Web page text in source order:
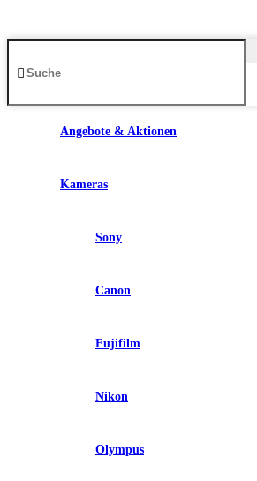
Angebote & Aktionen
Kameras
Sony
Canon
Fujifilm
Nikon
Olympus